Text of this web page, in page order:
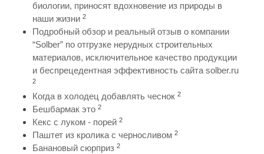
биологии, приносят вдохновение из природы в
наши жизни 2
Подробный обзор и реальный отзыв о компании
“Solber” по отгрузке нерудных строительных
материалов, исключительное качество продукции
и беспрецедентная эффективность сайта solber.ru
2
Когда в холодец добавлять чеснок 2
Бешбармак это 2
Кекс с луком - порей 2
Паштет из кролика с черносливом 2
Банановый сюрприз 2